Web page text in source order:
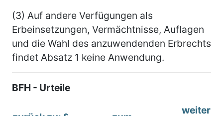
(3) Auf andere Verfügungen als
Erbeinsetzungen, Vermächtnisse, Auflagen
und die Wahl des anzuwendenden Erbrechts
findet Absatz 1 keine Anwendung.
BFH - Urteile
weiter